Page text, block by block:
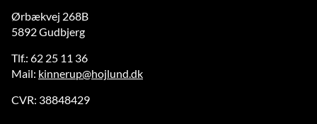
Ørbækvej 268B
5892 Gudbjerg
Tlf.: 62 25 11 36
Mail: kinnerup@hojlund.dk
CVR: 38848429